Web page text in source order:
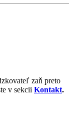
zaň preto
v sekcii Kontakt.